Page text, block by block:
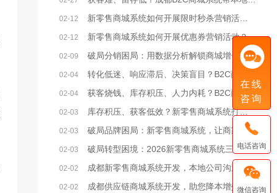
02-12 新零售商城系统如何开展限时秒杀营销活动？
02-12 新零售商城系统如何开展优惠券营销活动？
02-09 破局分销困局：用数据分析解锁商城增长密码
02-04 转化低迷、响应滞后、决策盲目？B2C商城系统激活企业增效新动能
02-04 获客烧钱、库存积压、人力内耗？B2C商城系统破解企业降本三大困局
02-03 库存积压、获客低效？新零售商城系统打通企业降本增效任督二脉
02-03 破局品牌困局：新零售商城系统，让商家从“卖货”到“立牌”
02-03 破局转型困境：2026新零售商城系统三大核心发展方向
02-02 成都新零售商城系统开发，本地公司沟通便利/价格实惠
02-02 成都供应链商城系统开发，助您降本增效
在线
咨询
电话咨询
微信咨询